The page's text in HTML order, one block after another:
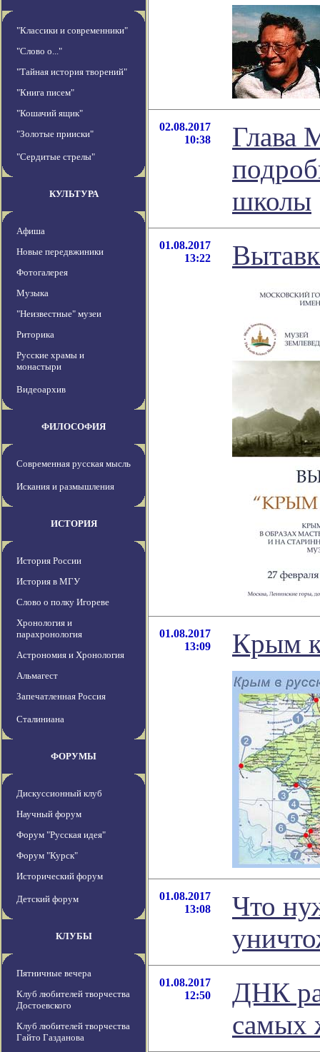
"Классики и современники"
"Слово о..."
"Тайная история творений"
"Книга писем"
"Кошачий ящик"
"Золотые прииски"
"Сердитые стрелы"
КУЛЬТУРА
Афиша
Новые передвжиники
Фотогалерея
Музыка
"Неизвестные" музеи
Риторика
Русские храмы и
монастыри
Видеоархив
ФИЛОСОФИЯ
Современная русская мысль
Искания и размышления
ИСТОРИЯ
История России
История в МГУ
Слово о полку Игореве
Хронология и
парахронология
Астрономия и Хронология
Альмагест
Запечатленная Россия
Сталиниана
ФОРУМЫ
Дискуссионный клуб
Научный форум
Форум "Русская идея"
Форум "Курск"
Исторический форум
Детский форум
КЛУБЫ
Пятничные вечера
Клуб любителей творчества
Достоевского
Клуб любителей творчества
Гайто Газданова
02.08.2017
10:38
Глава
школы
01.08.2017
13:22
01.08.2017
13:09
Крым
01.08.2017
13:08
Что
01.08.2017
12:50
ДНК
самых